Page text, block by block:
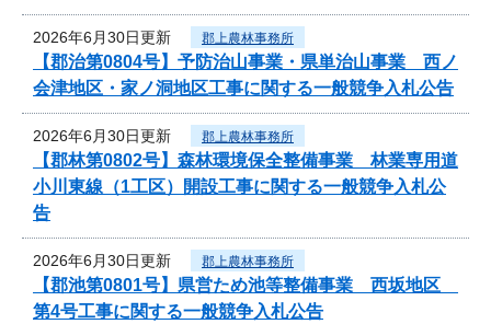
2026年6月30日更新 郡上農林事務所
【郡治第0804号】予防治山事業・県単治山事業 西ノ
会津地区・家ノ洞地区工事に関する一般競争入札公告
2026年6月30日更新 郡上農林事務所
【郡林第0802号】森林環境保全整備事業 林業専用道
小川東線（1工区）開設工事に関する一般競争入札公
告
2026年6月30日更新 郡上農林事務所
【郡池第0801号】県営ため池等整備事業 西坂地区
第4号工事に関する一般競争入札公告